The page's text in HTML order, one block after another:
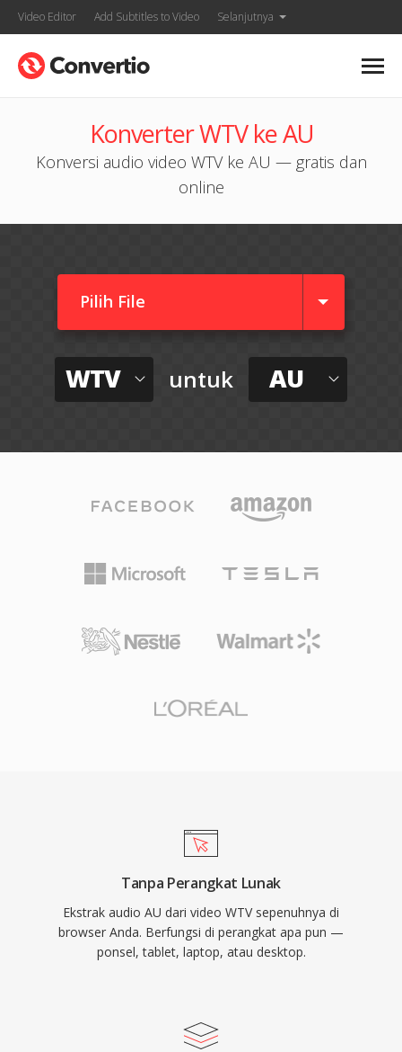
Video Editor Add Subtitles to Video Selanjutnya
Konverter WTV ke AU
Konversi audio video WTV ke AU — gratis dan
online
Pilih File
WTV untuk AU
Tanpa Perangkat Lunak
Ekstrak audio AU dari video WTV sepenuhnya di
browser Anda. Berfungsi di perangkat apa pun —
ponsel, tablet, laptop, atau desktop.